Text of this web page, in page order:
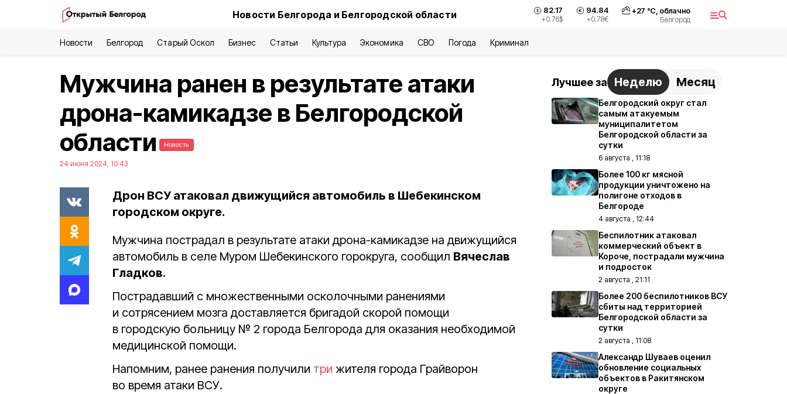
Новости Белгорода и Белгородской области 82.17
+0.76$
94.84
+0.78€
+27 °С, облачно
Белгород
Новости Белгород Старый Оскол Бизнес Статьи Культура Экономика СВО Погода Криминал
Мужчина ранен в результате атаки
дрона-камикадзе в Белгородской
области
Новость
24 июня 2024, 10:43
Дрон ВСУ атаковал движущийся автомобиль в Шебекинском
городском округе.
Мужчина пострадал в результате атаки дрона-камикадзе на движущийся
автомобиль в селе Муром Шебекинского горокруга, сообщил Вячеслав
Гладков.
Пострадавший с множественными осколочными ранениями
и сотрясением мозга доставляется бригадой скорой помощи
в городскую больницу № 2 города Белгорода для оказания необходимой
медицинской помощи.
Напомним, ранее ранения получили три жителя города Грайворон
во время атаки ВСУ.
Лучшее за Неделю Месяц
Белгородский округ стал
самым атакуемым
муниципалитетом
Белгородской области за
сутки
6 августа , 11:18
Более 100 кг мясной
продукции уничтожено на
полигоне отходов в
Белгороде
4 августа , 12:44
Беспилотник атаковал
коммерческий объект в
Короче, пострадали мужчина
и подросток
2 августа , 21:11
Более 200 беспилотников ВСУ
сбиты над территорией
Белгородской области за
сутки
2 августа , 11:08
Александр Шуваев оценил
обновление социальных
объектов в Ракитянском
округе